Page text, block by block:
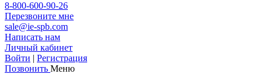
8-800-600-90-26
Перезвоните мне
sale@ie-spb.com
Написать нам
Личный кабинет
Войти | Регистрация
Позвонить Меню